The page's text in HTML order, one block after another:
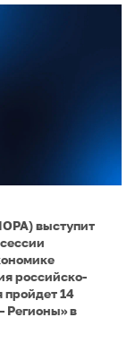
выступит
российско-
пройдет 14
Регионы» в